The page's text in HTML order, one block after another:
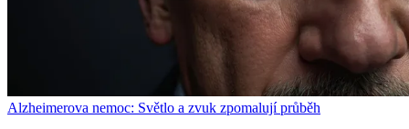
Alzheimerova nemoc: Světlo a zvuk zpomalují průběh